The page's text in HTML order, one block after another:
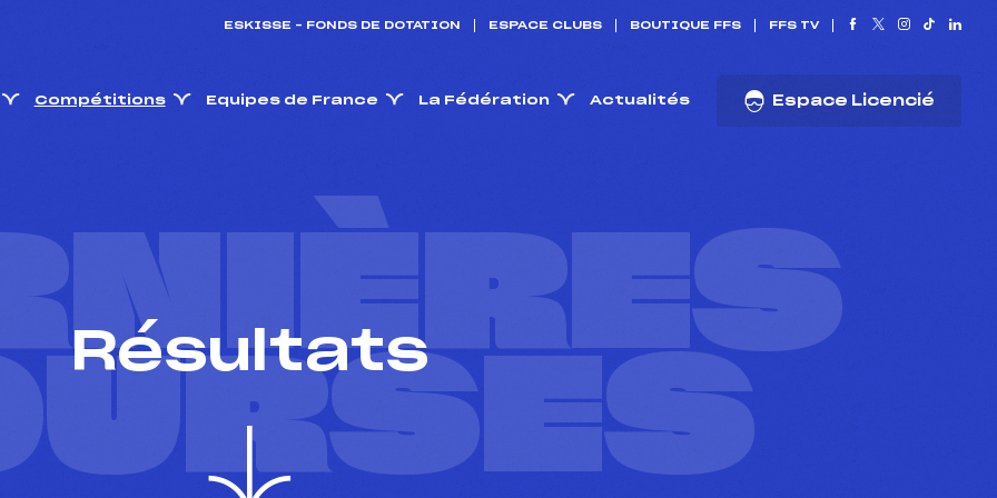
ESKISSE – FONDS DE DOTATION ESPACE CLUBS BOUTIQUE FFS FFS TV
Compétitions Equipes de France La Fédération Actualités Espace Licencié
Résultats